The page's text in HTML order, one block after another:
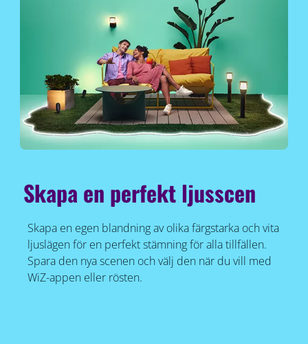
Skapa en perfekt ljusscen
Skapa en egen blandning av olika färgstarka och vita
ljuslägen för en perfekt stämning för alla tillfällen.
Spara den nya scenen och välj den när du vill med
WiZ-appen eller rösten.